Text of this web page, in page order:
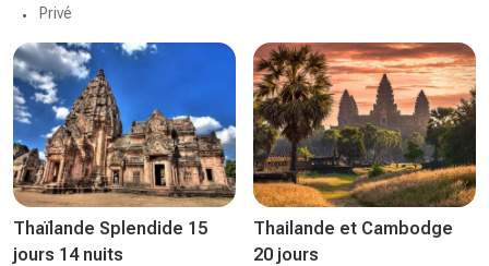
Privé
Thaïlande Splendide 15
jours 14 nuits
Thailande et Cambodge
20 jours